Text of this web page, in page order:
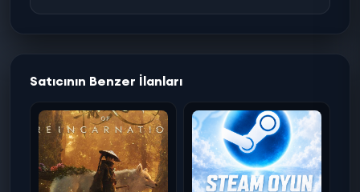
Satıcının Benzer İlanları